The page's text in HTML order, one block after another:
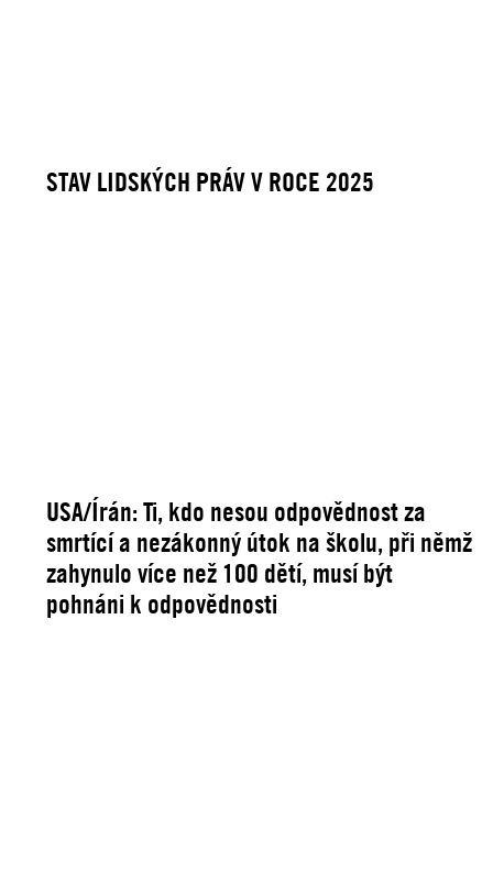
STAV LIDSKÝCH PRÁV V ROCE 2025
USA/Írán: Ti, kdo nesou odpovědnost za
smrtící a nezákonný útok na školu, při němž
zahynulo více než 100 dětí, musí být
pohnáni k odpovědnosti